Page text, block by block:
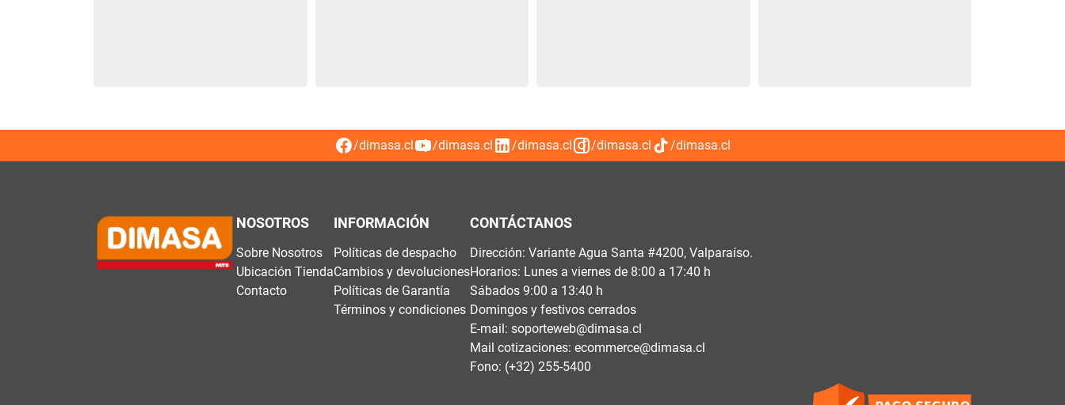
/dimasa.cl /dimasa.cl /dimasa.cl /dimasa.cl /dimasa.cl
NOSOTROS
Sobre Nosotros
Ubicación Tienda
Contacto
INFORMACIÓN
Políticas de despacho
Cambios y devoluciones
Políticas de Garantía
Términos y condiciones
CONTÁCTANOS
Dirección: Variante Agua Santa #4200, Valparaíso.
Horarios: Lunes a viernes de 8:00 a 17:40 h
Sábados 9:00 a 13:40 h
Domingos y festivos cerrados
E-mail: soporteweb@dimasa.cl
Mail cotizaciones: ecommerce@dimasa.cl
Fono: (+32) 255-5400